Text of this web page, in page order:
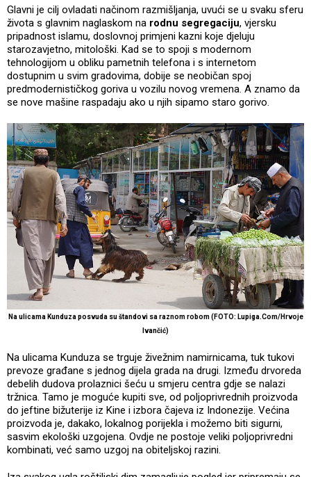
Glavni je cilj ovladati načinom razmišljanja, uvući se u svaku sferu
života s glavnim naglaskom na rodnu segregaciju, vjersku
pripadnost islamu, doslovnoj primjeni kazni koje djeluju
starozavjetno, mitološki. Kad se to spoji s modernom
tehnologijom u obliku pametnih telefona i s internetom
dostupnim u svim gradovima, dobije se neobičan spoj
predmodernističkog goriva u vozilu novog vremena. A znamo da
se nove mašine raspadaju ako u njih sipamo staro gorivo.
Na ulicama Kunduza posvuda su štandovi sa raznom robom (FOTO: Lupiga.Com/Hrvoje
Ivančić)
Na ulicama Kunduza se trguje živežnim namirnicama, tuk tukovi
prevoze građane s jednog dijela grada na drugi. Između drvoreda
debelih dudova prolaznici šeću u smjeru centra gdje se nalazi
tržnica. Tamo je moguće kupiti sve, od poljoprivrednih proizvoda
do jeftine bižuterije iz Kine i izbora čajeva iz Indonezije. Većina
proizvoda je, dakako, lokalnog porijekla i možemo biti sigurni,
sasvim ekološki uzgojena. Ovdje ne postoje veliki poljoprivredni
kombinati, već samo uzgoj na obiteljskoj razini.